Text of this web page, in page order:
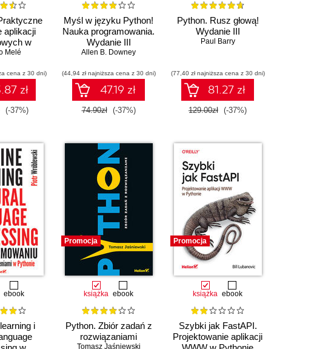
aplikacji
w
V
Melé
cena z 30 dni)
zł
(-37%)
Myśl w języku Python!
Nauka programowania.
Wydanie III
Allen B. Downey
(44,94 zł najniższa cena z 30 dni)
47.19 zł
74.90zł (-37%)
Python. Rusz głową!
Wydanie III
Paul Barry
(77,40 zł najniższa cena z 30 dni)
81.27 zł
129.00zł (-37%)
ebook
i
Promocja
książka ebook
Python. Zbiór zadań z
rozwiązaniami
Tomasz Jaśniewski
Promocja
książka ebook
Szybki jak FastAPI.
Projektowanie aplikacji